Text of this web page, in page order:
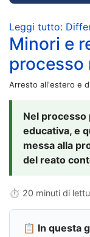
Leggi tutto:
Minori e
processo
Arresto all'estero e
Nel processo
educativa, e
messa alla
del reato
⏱ 20 minuti di
📋 In questa